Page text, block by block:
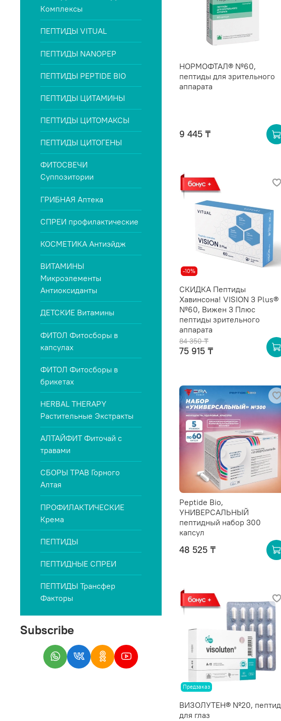
НОРМОФТАЛ® №60,
пептиды для зрительного
аппарата
9 445 ₸
-10%
СКИДКА Пептиды
Хавинсона! VISION 3 Plus®
№60, Вижен 3 Плюс
пептиды зрительного
аппарата
84 350 ₸
75 915 ₸
Peptide Bio,
УНИВЕРСАЛЬНЫЙ
пептидный набор 300
капсул
48 525 ₸
Предзаказ
ВИЗОЛУТЕН® №20, пептид
для глаз
Комплексы
ПЕПТИДЫ VITUAL
ПЕПТИДЫ NANOPEP
ПЕПТИДЫ PEPTIDE BIO
ПЕПТИДЫ ЦИТАМИНЫ
ПЕПТИДЫ ЦИТОМАКСЫ
ПЕПТИДЫ ЦИТОГЕНЫ
ФИТОСВЕЧИ
Суппозитории
ГРИБНАЯ Аптека
СПРЕИ профилактические
КОСМЕТИКА Антиэйдж
ВИТАМИНЫ
Микроэлементы
Антиоксиданты
ДЕТСКИЕ Витамины
ФИТОЛ Фитосборы в
капсулах
ФИТОЛ Фитосборы в
брикетах
HERBAL THERAPY
Растительные Экстракты
АЛТАЙФИТ Фиточай с
травами
СБОРЫ ТРАВ Горного
Алтая
ПРОФИЛАКТИЧЕСКИЕ
Крема
ПЕПТИДЫ
ПЕПТИДНЫЕ СПРЕИ
ПЕПТИДЫ Трансфер
Факторы
Subscribe